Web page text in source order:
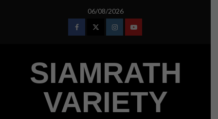
06/08/2026
FacebookTwitterInstagramYoutube
SIAMRATH
VARIETY